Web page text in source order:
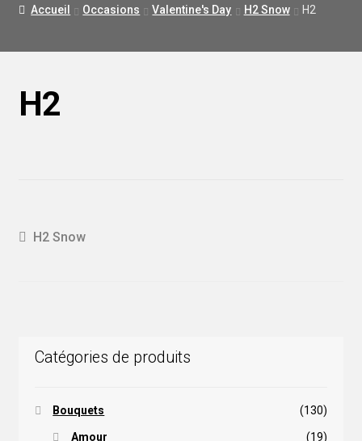
LIVRAISON
Accueil Occasions Valentine's Day H2 Snow H2
H2
Navigation
Article
H2 Snow
Catégories de produits
Bouquets (130)
Amour (19)